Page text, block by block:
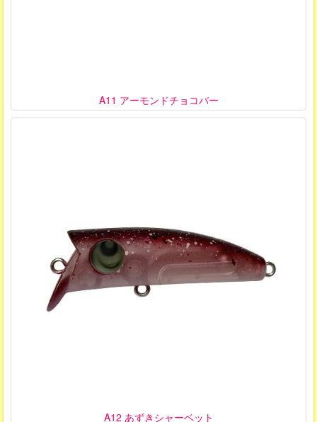
A11 アーモンドチョコバー
A12 あずきシャーベット